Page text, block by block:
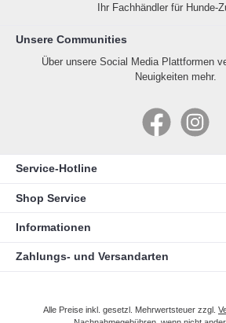
Ihr Fachhändler für Hunde-
Unsere Communities
Über unsere Social Media Plattformen
Neuigkeiten mehr.
FacebookInstagram
Service-Hotline
Shop Service
Informationen
Zahlungs- und Versandarten
Alle Preise inkl. gesetzl. Mehrwertsteuer zzgl.